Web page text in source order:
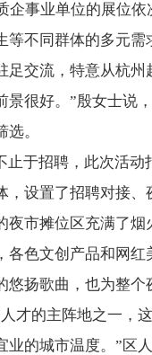
企事业单位的展位
等不同群体的多元需
足交流，特意从杭
景很好。”殷女士说
。
止于招聘，此次活
，设置了招聘对接
夜市摊位区充满了
各色文创产品和网
悠扬歌曲，也为整
才的主阵地之一，
业的城市温度。”区